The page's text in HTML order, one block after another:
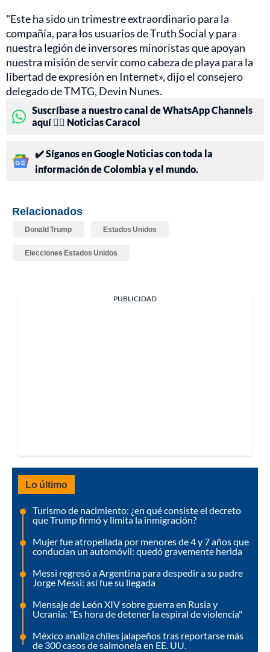
"Este ha sido un trimestre extraordinario para la
compañía, para los usuarios de Truth Social y para
nuestra legión de inversores minoristas que apoyan
nuestra misión de servir como cabeza de playa para la
libertad de expresión en Internet», dijo el consejero
delegado de TMTG, Devin Nunes.
Suscríbase a nuestro canal de WhatsApp Channels
aquí 👉🏻 Noticias Caracol
✔️ Síganos en Google Noticias con toda la
información de Colombia y el mundo.
Relacionados
Donald Trump Estados Unidos
Elecciones Estados Unidos
PUBLICIDAD
Lo último
Turismo de nacimiento: ¿en qué consiste el decreto
que Trump firmó y limita la inmigración?
Mujer fue atropellada por menores de 4 y 7 años que
conducían un automóvil: quedó gravemente herida
Messi regresó a Argentina para despedir a su padre
Jorge Messi: así fue su llegada
Mensaje de León XIV sobre guerra en Rusia y
Ucrania: "Es hora de detener la espiral de violencia"
México analiza chiles jalapeños tras reportarse más
de 300 casos de salmonela en EE. UU.